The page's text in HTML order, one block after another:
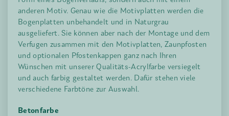
anderen Motiv. Genau wie die Motivplatten werden die
Bogenplatten unbehandelt und in Naturgrau
ausgeliefert. Sie können aber nach der Montage und dem
Verfugen zusammen mit den Motivplatten, Zaunpfosten
und optionalen Pfostenkappen ganz nach Ihren
Wünschen mit unserer Qualitäts-Acrylfarbe versiegelt
und auch farbig gestaltet werden. Dafür stehen viele
verschiedene Farbtöne zur Auswahl.
Betonfarbe